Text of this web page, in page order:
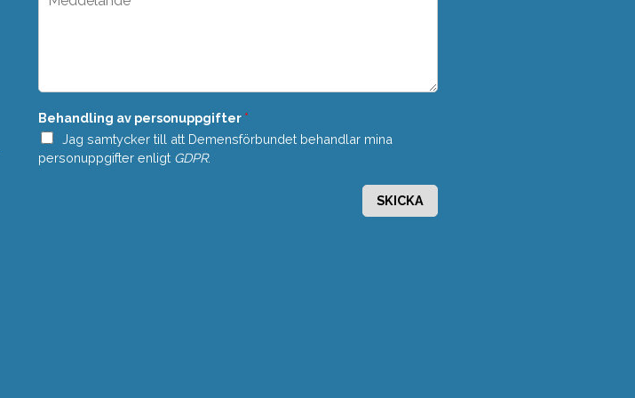
a
d
e
*
Behandling av personuppgifter *
Jag samtycker till att Demensförbundet behandlar mina
personuppgifter enligt GDPR.
SKICKA